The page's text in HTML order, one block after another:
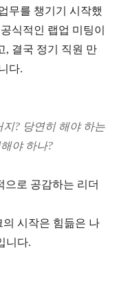
무를 챙기기 시작했
식적인 랩업 미팅이
, 결국 정기 직원 만
다.
? 당연히 해야 하는
야 하나?
으로 공감하는 리더
시작은 힘듦은 나
니다.